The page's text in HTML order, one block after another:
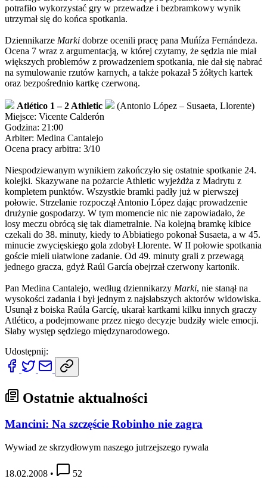
potrafiło wykorzystać gry w przewadze i bezbramkowy wynik
utrzymał się do końca spotkania.
Dziennikarze Marki dobrze ocenili pracę pana Muńíza Fernándeza.
Ocena 7 wraz z argumentacją, w której czytamy, że sędzia nie miał
większych problemów z prowadzeniem spotkania, nie dał się nabrać
na symulowanie rzutów karnych, a także pokazał 5 żółtych kartek
oraz bezpośrednio kartkę czerwoną.
Atlético 1 – 2 Athletic
(Antonio López – Susaeta, Llorente)
Miejsce: Vicente Calderón
Godzina: 21:00
Arbiter: Medina Cantalejo
Ocena pracy arbitra: 3/10
Niespodziewanym wynikiem zakończyło się ostatnie spotkanie 24.
kolejki. Skazywane na pożarcie Athletic wyjeżdża z Madrytu z
kompletem punktów. Wszystkie bramki padły już w pierwszej
połowie. Strzelanie rozpoczął Antonio López dając prowadzenie
drużynie gospodarzy. W tym momencie nic nie zapowiadało, że
losy meczu obrócą się tak diametralnie. Na kolejną bramkę kibice
czekali do 38. minuty, kiedy to Abbiatiego pokonał Susaeta, a w 45.
minucie zwycięskiego gola zdobył Llorente. W II połowie spotkania
goście mieli ułatwione zadanie. Od 49. minuty grali z przewagą
jednego gracza, gdyż Raúl García obejrzał czerwony kartonik.
Pan Medina Cantalejo, według dziennikarzy Marki, nie stanął na
wysokości zadania i był jednym z najsłabszych aktorów widowiska.
Usunął z boiska Raúla Garcíę, ukarał kartkami kilku innych graczy
Atlético, a podejmowane przez niego decyzje budziły wiele emocji.
Słaby występ sędziego międzynarodowego.
Udostępnij:
Ostatnie aktualności
Mancini: Na szczęście Robinho nie zagra
Wywiad ze skrzydłowym naszego jutrzejszego rywala
18.02.2008 • 52